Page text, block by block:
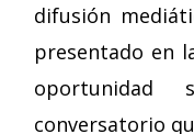
difusión
presentado en
conversatorio